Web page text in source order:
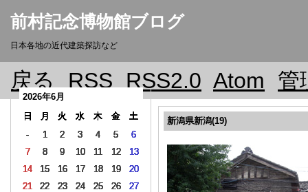
前村記念博物館ブログ
日本各地の近代建築探訪など
戻る RSS RSS2.0 Atom 管
2026年6月
日
月 火 水 木 金
土
-
1 2 3 4 5
6
7
8 9 10 11 12
13
14
15 16 17 18 19
20
21
22 23 24 25 26
27
新潟県新潟(19)
2026年6月
日
月 火 水 木 金
土
-
1 2 3 4 5
6
7
8 9 10 11 12
13
14
15 16 17 18 19
20
21
22 23 24 25 26
27
2026年6月
日
月 火 水 木 金
土
-
1 2 3 4 5
6
7
8 9 10 11 12
13
14
15 16 17 18 19
20
21
22 23 24 25 26
27
2026年6月
日
月 火 水 木 金
土
-
1 2 3 4 5
6
7
8 9 10 11 12
13
14
15 16 17 18 19
20
21
22 23 24 25 26
27
2026年6月
日
月 火 水 木 金
土
-
1 2 3 4 5
6
7
8 9 10 11 12
13
14
15 16 17 18 19
20
21
22 23 24 25 26
27
2026年6月
日
月 火 水 木 金
土
-
1 2 3 4 5
6
7
8 9 10 11 12
13
14
15 16 17 18 19
20
21
22 23 24 25 26
27
2026年6月
日
月 火 水 木 金
土
-
1 2 3 4 5
6
7
8 9 10 11 12
13
14
15 16 17 18 19
20
21
22 23 24 25 26
27
2026年6月
日
月 火 水 木 金
土
-
1 2 3 4 5
6
7
8 9 10 11 12
13
14
15 16 17 18 19
20
21
22 23 24 25 26
27
2026年6月
日
月 火 水 木 金
土
-
1 2 3 4 5
6
7
8 9 10 11 12
13
14
15 16 17 18 19
20
21
22 23 24 25 26
27
2026年6月
日
月 火 水 木 金
土
-
1 2 3 4 5
6
7
8 9 10 11 12
13
14
15 16 17 18 19
20
21
22 23 24 25 26
27